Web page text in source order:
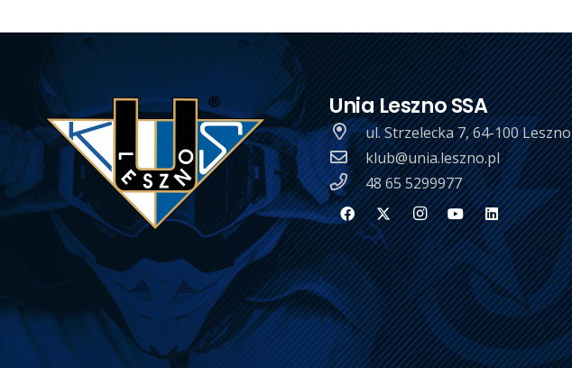
Unia Leszno SSA
ul. Strzelecka 7, 64-100 Leszno
klub@unia.leszno.pl
48 65 5299977